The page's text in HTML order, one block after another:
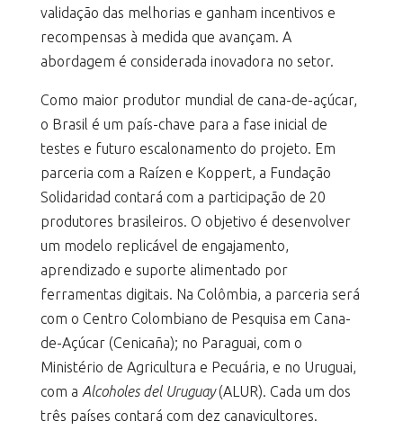
validação das melhorias e ganham incentivos e
recompensas à medida que avançam. A
abordagem é considerada inovadora no setor.
Como maior produtor mundial de cana-de-açúcar,
o Brasil é um país-chave para a fase inicial de
testes e futuro escalonamento do projeto. Em
parceria com a Raízen e Koppert, a Fundação
Solidaridad contará com a participação de 20
produtores brasileiros. O objetivo é desenvolver
um modelo replicável de engajamento,
aprendizado e suporte alimentado por
ferramentas digitais. Na Colômbia, a parceria será
com o Centro Colombiano de Pesquisa em Cana-
de-Açúcar (Cenicaña); no Paraguai, com o
Ministério de Agricultura e Pecuária, e no Uruguai,
com a Alcoholes del Uruguay(ALUR). Cada um dos
três países contará com dez canavicultores.